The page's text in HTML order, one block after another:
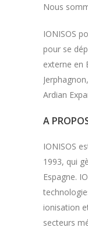
Nous
IONISOS
pour se
externe en
Ardian
A
IONISOS
1993, qui
Espagne.
ionisation
secteurs